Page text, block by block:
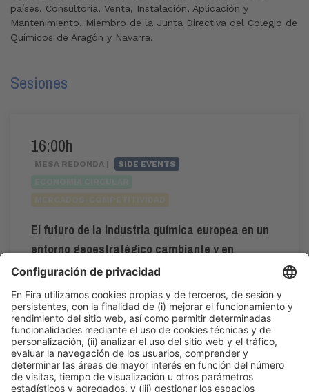
países. Consultoría, Venta, Instalación, Aplicación y
Mantenimiento. Miembro de la Junta Directiva del Colegio de
Químicos de Aragón y Navarra.
Sesiones
16:00h
MESA REDONDA |
SIDE EVENTS
El futuro de la industria química europea en un
entorno geoestratégico cambiante y en
conflicto.
Jue 4 16:00h - 19:00h
CC1. ROOM 1.1
Acceso público
Leer más